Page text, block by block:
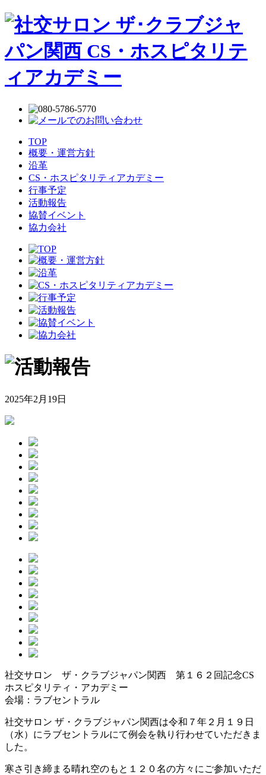
TOP
概要・運営方針
沿革
CS・ホスピタリティアカデミー
行事予定
活動報告
協賛イベント
協力会社
2025年2月19日
社交サロン ザ・クラブジャパン関西 第１６２回記念CS
ホスピタリティ・アカデミー
会場：ラブセントラル
社交サロン ザ・クラブジャパン関西は令和７年２月１９日
（水）にラブセントラルにて例会を執り行わせていただきま
した。
寒さ引き締まる晴れ空のもと１２０名の方々にご参加いただ